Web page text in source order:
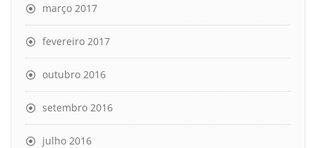
março 2017
fevereiro 2017
outubro 2016
setembro 2016
julho 2016